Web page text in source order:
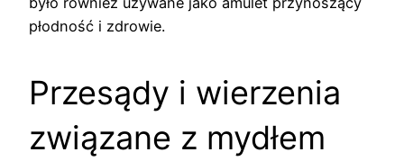
płodność i zdrowie.
Przesądy i wierzenia
związane z mydłem